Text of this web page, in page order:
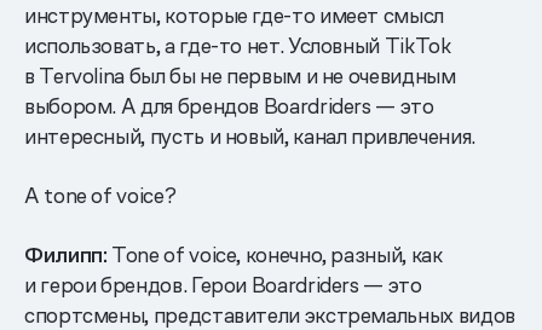
инструменты, которые где-то имеет смысл
использовать, а где-то нет. Условный TikTok
в Tervolina был бы не первым и не очевидным
выбором. А для брендов Boardriders — это
интересный, пусть и новый, канал привлечения.
А tone of voice?
Филипп: Tone of voice, конечно, разный, как
и герои брендов. Герои Boardriders — это
спортсмены, представители экстремальных видов